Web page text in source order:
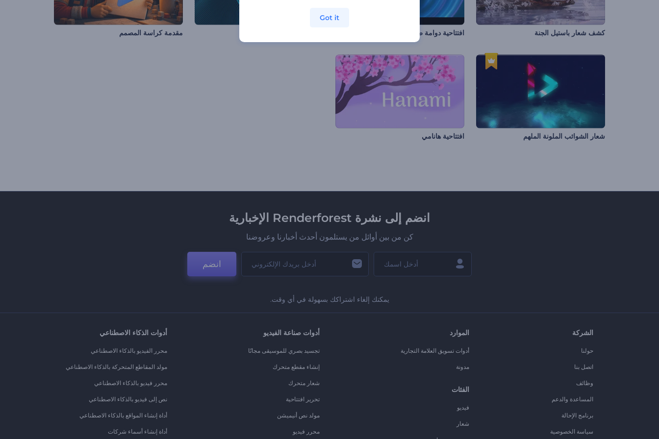
كشف شعار باستيل الجنة افتتاحية دوامة طاقة نيون مقدمة كراسة المصمم
شعار الشوائب الملونة الملهم افتتاحية هانامي
انضم إلى نشرة Renderforest الإخبارية
كن من بين أوائل من يستلمون أحدث أخبارنا وعروضنا
انضم
يمكنك إلغاء اشتراكك بسهولة في أي وقت.
الشركة
حولنا
اتصل بنا
وظائف
المساعدة والدعم
برنامج الإحالة
سياسة الخصوصية
الموارد
أدوات تسويق العلامة التجارية
مدونة
الفئات
فيديو
شعار
أدوات صناعة الفيديو
تجسيد بصري للموسيقى مجانًا
إنشاء مقطع متحرك
شعار متحرك
تحرير افتتاحية
مولد نص أنيميشن
محرر فيديو
أدوات الذكاء الاصطناعي
محرر الفيديو بالذكاء الاصطناعي
مولد المقاطع المتحركة بالذكاء الاصطناعي
محرر فيديو بالذكاء الاصطناعي
نص إلى فيديو بالذكاء الاصطناعي
أداة إنشاء المواقع بالذكاء الاصطناعي
أداة إنشاء أسماء شركات
Got it